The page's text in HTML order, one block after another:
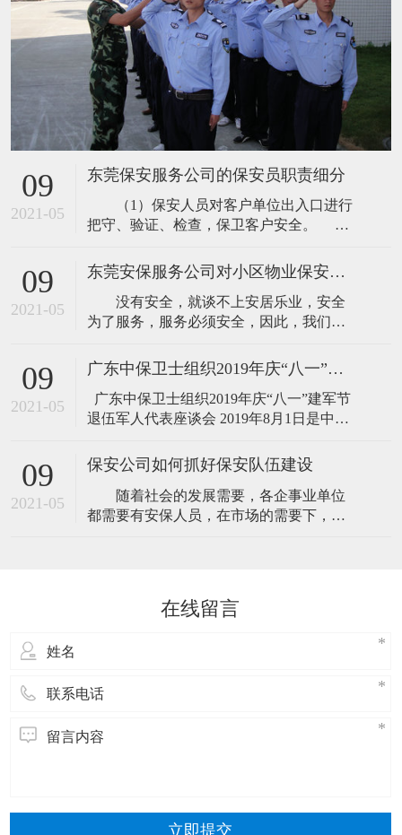
09
2021-05
东莞保安服务公司的保安员职责细分
（1）保安人员对客户单位出入口进行
把守、验证、检查，保卫客户安全。
止无关人员进入。 ②根据客户的要求
对出入的人员、车辆携带或装运的物品进
行查验，防止客户单位财物损失。 ③
指挥、疏导出入车辆，清理无关人员，维
09
2021-05
东莞安保服务公司对小区物业保安服务内容的讲解
没有安全，就谈不上安居乐业，安全
为了服务，服务必须安全，因此，我们将
重。根据具体项目、管理服务的特点，制
订科学、合理、严密的治安管理运行体
系，与当地派出所建立警企共建关系，并
商请“片区警官”兼任我安全管理部指导员，
及防范的方法
09
2021-05
广东中保卫士组织2019年庆“八一”建军节 退伍军人代表座谈会
退伍军人代表座谈会 2019年8月1日是中国
祝节日，弘扬我司拥军优属的优良传统，
召开“八一”座谈会。 总经理江总带来了他
09
2021-05
保安公司如何抓好保安队伍建设
随着社会的发展需要，各企事业单位
都需要有安保人员，在市场的需要下，各
中，保安公司要注意保安队伍建设与培
在线留言
立即提交